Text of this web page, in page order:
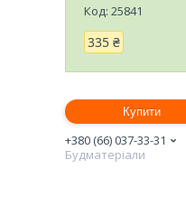
Код: 25841
335 ₴
Купити
+380 (66) 037-33-31
Будматеріали